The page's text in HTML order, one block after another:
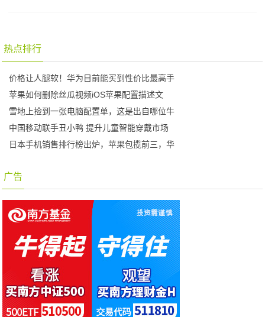
热点排行
价格让人腿软！华为目前能买到性价比最高手
苹果如何删除丝瓜视频iOS苹果配置描述文
雪地上捡到一张电脑配置单，这是出自哪位牛
中国移动联手丑小鸭 提升儿童智能穿戴市场
日本手机销售排行榜出炉，苹果包揽前三，华
广告